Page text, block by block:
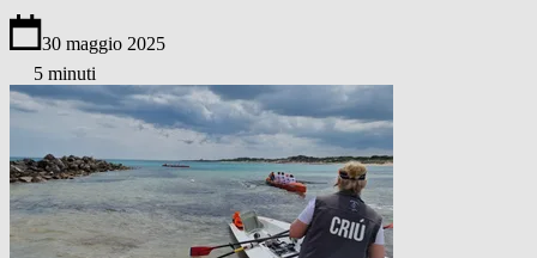
30 maggio 2025
5 minuti